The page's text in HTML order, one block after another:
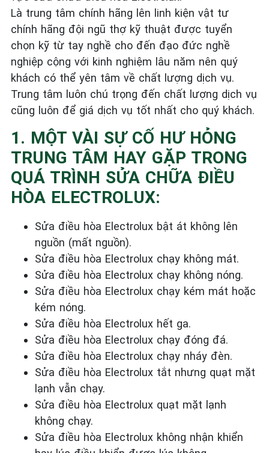
Là trung tâm chính hãng lên linh kiện vật tư
chính hãng đội ngũ thợ kỹ thuật được tuyển
chọn kỹ từ tay nghề cho đến đạo đức nghề
nghiệp cộng với kinh nghiệm lâu năm nên quý
khách có thể yên tâm về chất lượng dịch vụ.
Trung tâm luôn chú trọng đến chất lượng dịch vụ
cũng luôn để giá dịch vụ tốt nhất cho quý khách.
1. MỘT VÀI SỰ CỐ HƯ HỎNG
TRUNG TÂM HAY GẶP TRONG
QUÁ TRÌNH SỬA CHỮA ĐIỀU
HÒA ELECTROLUX:
Sửa điều hòa Electrolux bật át không lên
nguồn (mất nguồn).
Sửa điều hòa Electrolux chạy không mát.
Sửa điều hòa Electrolux chạy không nóng.
Sửa điều hòa Electrolux chạy kém mát hoặc
kém nóng.
Sửa điều hòa Electrolux hết ga.
Sửa điều hòa Electrolux chạy đóng đá.
Sửa điều hòa Electrolux chạy nháy đèn.
Sửa điều hòa Electrolux tắt nhưng quạt mặt
lạnh vẫn chạy.
Sửa điều hòa Electrolux quạt mặt lạnh
không chạy.
Sửa điều hòa Electrolux không nhận khiển